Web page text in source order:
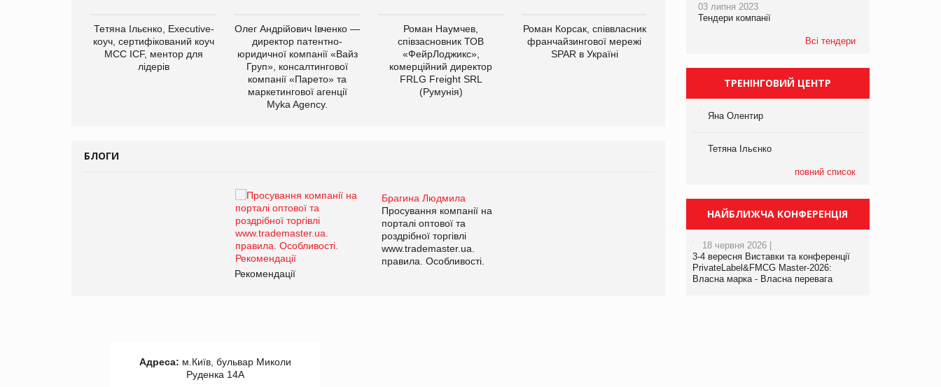
Тетяна Ільєнко, Executive-
коуч, сертифікований коуч
МСС ICF, ментор для
лідерів
Олег Андрійович Івченко —
директор патентно-
юридичної компанії «Вайз
Груп», консалтингової
компанії «Парето» та
маркетингової агенції
Myka Agency.
Роман Наумчев,
співзасновник ТОВ
«ФейрЛоджикс»,
комерційний директор
FRLG Freight SRL
(Румунія)
Роман Корсак, співвласник
франчайзингової мережі
SPAR в Україні
виробництва
компанії «УкраМарин»
БЛОГИ
Брагина Людмила
Просування компанії на
порталі оптової та
роздрібної торгівлі
www.trademaster.ua.
правила. Особливості.
Рекомендації
Брагина Людмила
Просування компанії на
www.trademaster.ua.
правила. Особливості.
03 липня 2023
Тендери компанії
Всі тендери
ТРЕНІНГОВИЙ ЦЕНТР
Яна Олентир
Тетяна Ільєнко
повний список
НАЙБЛИЖЧА КОНФЕРЕНЦІЯ
18 червня 2026 |
3-4 вересня Виставки та конференції
PrivateLabel&FMCG Master-2026:
Власна марка - Власна перевага
Адреса: м.Київ, бульвар Миколи
Руденка 14А